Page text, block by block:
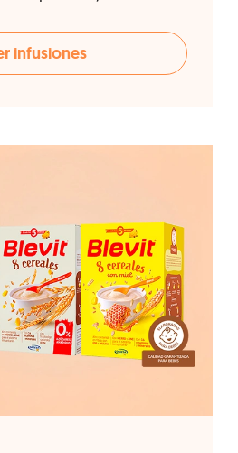
infusiones